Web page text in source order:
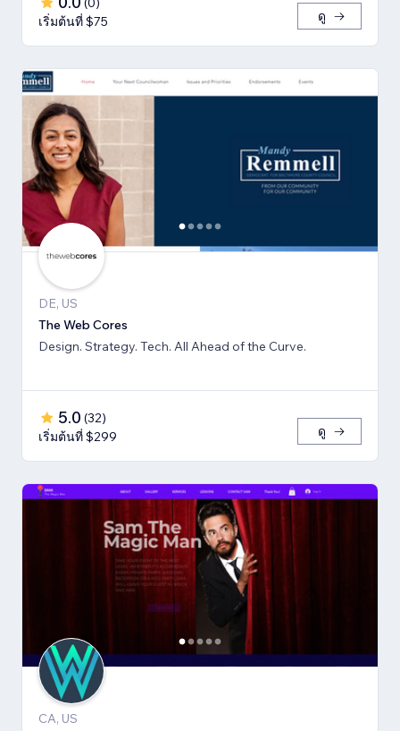
เริ่มต้นที่ $75
ดู
DE, US
The Web Cores
Design. Strategy. Tech. All Ahead of the Curve.
5.0 (32)
เริ่มต้นที่ $299
ดู
CA, US